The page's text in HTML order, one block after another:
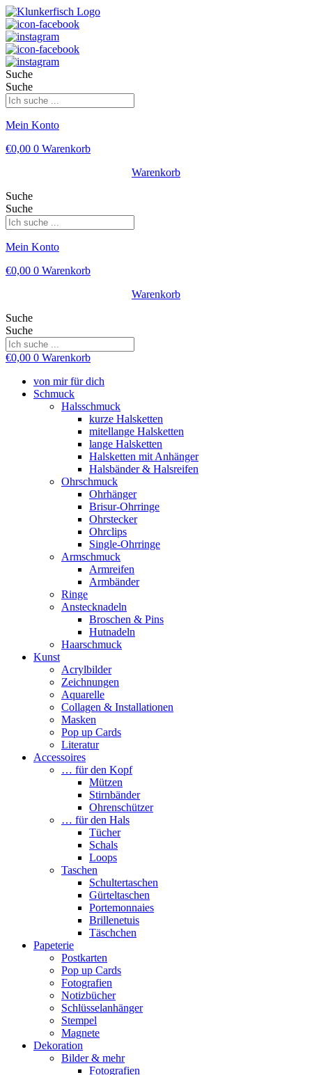
Suche
Suche
Mein Konto
€0,00 0 Warenkorb
Warenkorb
Suche
Suche
Mein Konto
€0,00 0 Warenkorb
Warenkorb
Suche
Suche
€0,00 0 Warenkorb
von mir für dich
Schmuck
Halsschmuck
kurze Halsketten
mitellange Halsketten
lange Halsketten
Halsketten mit Anhänger
Halsbänder & Halsreifen
Ohrschmuck
Ohrhänger
Brisur-Ohrringe
Ohrstecker
Ohrclips
Single-Ohrringe
Armschmuck
Armreifen
Armbänder
Ringe
Anstecknadeln
Broschen & Pins
Hutnadeln
Haarschmuck
Kunst
Acrylbilder
Zeichnungen
Aquarelle
Collagen & Installationen
Masken
Pop up Cards
Literatur
Accessoires
… für den Kopf
Mützen
Stirnbänder
Ohrenschützer
… für den Hals
Tücher
Schals
Loops
Taschen
Schultertaschen
Gürteltaschen
Portemonnaies
Brillenetuis
Täschchen
Papeterie
Postkarten
Pop up Cards
Fotografien
Notizbücher
Schlüsselanhänger
Stempel
Magnete
Dekoration
Bilder & mehr
Fotografien